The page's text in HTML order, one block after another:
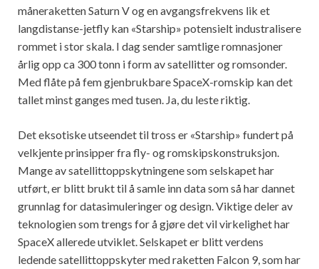
måneraketten Saturn V og en avgangsfrekvens lik et
langdistanse-jetfly kan «Starship» potensielt industralisere
rommet i stor skala. I dag sender samtlige romnasjoner
årlig opp ca 300 tonn i form av satellitter og romsonder.
Med flåte på fem gjenbrukbare SpaceX-romskip kan det
tallet minst ganges med tusen. Ja, du leste riktig.
Det eksotiske utseendet til tross er «Starship» fundert på
velkjente prinsipper fra fly- og romskipskonstruksjon.
Mange av satellittoppskytningene som selskapet har
utført, er blitt brukt til å samle inn data som så har dannet
grunnlag for datasimuleringer og design. Viktige deler av
teknologien som trengs for å gjøre det vil virkelighet har
SpaceX allerede utviklet. Selskapet er blitt verdens
ledende satellittoppskyter med raketten Falcon 9, som har